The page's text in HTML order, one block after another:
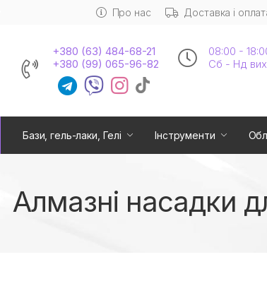
Про нас Доставка і
+380 (63) 484-68-21
+380 (99) 065-96-82
08:00 -
Сб - Нд
Бази, гель-лаки, Гелі Інструменти
Алмазні насадки